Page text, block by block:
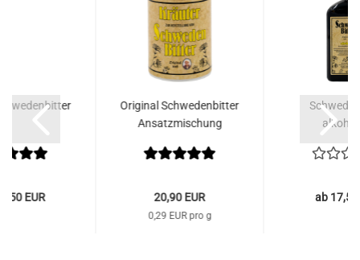
EUR
Original Schwedenbitter
Ansatzmischung
20,90 EUR
0,29 EUR pro g
ab 17,50